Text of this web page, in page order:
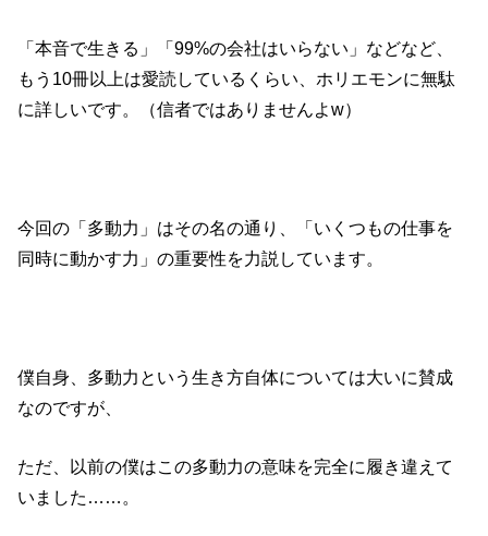
「本音で生きる」「99%の会社はいらない」などなど、
もう10冊以上は愛読しているくらい、ホリエモンに無駄
に詳しいです。（信者ではありませんよw）
今回の「多動力」はその名の通り、「いくつもの仕事を
同時に動かす力」の重要性を力説しています。
僕自身、多動力という生き方自体については大いに賛成
なのですが、
ただ、以前の僕はこの多動力の意味を完全に履き違えて
いました……。